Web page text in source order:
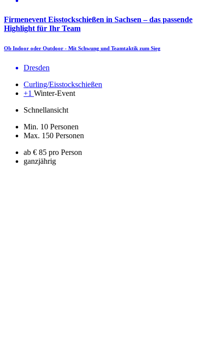
Firmenevent Eisstockschießen in Sachsen – das passende
Highlight für Ihr Team
Ob Indoor oder Outdoor - Mit Schwung und Teamtaktik zum Sieg
Dresden
Curling/Eisstockschießen
+1 Winter-Event
Schnellansicht
Min. 10 Personen
Max. 150 Personen
ab € 85 pro Person
ganzjährig